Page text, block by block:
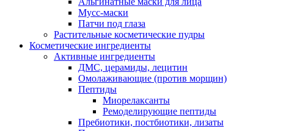
Мусс-маски
Патчи под глаза
Растительные косметические пудры
Косметические ингредиенты
Активные ингредиенты
ДМС, церамиды, лецитин
Омолаживающие (против морщин)
Пептиды
Миорелаксанты
Ремоделирующие пептиды
Пребиотики, постбиотики, лизаты